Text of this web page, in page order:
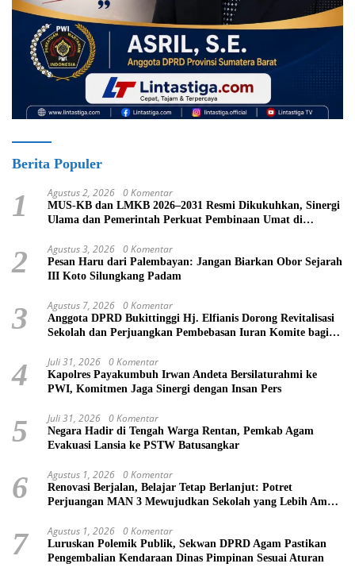
Berita Populer
1 Agustus 2, 2026 0 Komentar
MUS-KB dan LMKB 2026–2031 Resmi Dikukuhkan, Sinergi
Ulama dan Pemerintah Perkuat Pembinaan Umat di
2 Agustus 3, 2026 0 Komentar
Pesan Haru dari Palembayan: Jangan Biarkan Obor Sejarah
III Koto Silungkang Padam
3 Agustus 7, 2026 0 Komentar
Anggota DPRD Bukittinggi Hj. Elfianis Dorong Revitalisasi
Sekolah dan Perjuangkan Pembebasan Iuran Komite bagi
4 Juli 31, 2026 0 Komentar
Kapolres Payakumbuh Irwan Andeta Bersilaturahmi ke
PWI, Komitmen Jaga Sinergi dengan Insan Pers
5 Juli 31, 2026 0 Komentar
Negara Hadir di Tengah Warga Rentan, Pemkab Agam
Evakuasi Lansia ke PSTW Batusangkar
6 Agustus 1, 2026 0 Komentar
Renovasi Berjalan, Belajar Tetap Berlanjut: Potret
Perjuangan MAN 3 Mewujudkan Sekolah yang Lebih Aman
7 Agustus 1, 2026 0 Komentar
Luruskan Polemik Publik, Sekwan DPRD Agam Pastikan
Pengembalian Kendaraan Dinas Pimpinan Sesuai Aturan